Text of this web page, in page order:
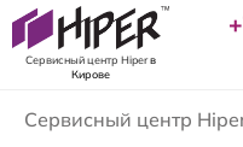
Сервисный центр Hiperв
Кирове
Сервисный центр